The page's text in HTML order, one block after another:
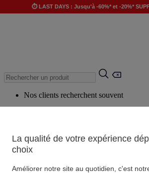
⏱️ LAST DAYS : Jusqu'à -60%* et -20%*
Nos clients recherchent souvent
Produits suggérés
Voir tous les produits
La qualité de votre expérience
choix
Améliorer notre site au quotidien, c'est